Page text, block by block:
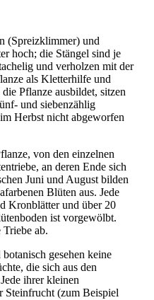
(Spreizklimmer) und
hoch; die Stängel sind je
und verholzen mit der
als Kletterhilfe und
Pflanze ausbildet, sitzen
und siebenzählig
Herbst nicht abgeworfen
von den einzelnen
an deren Ende sich
Juni und August bilden
Blüten aus. Jede
Kronblätter und über 20
ist vorgewölbt.
ab.
gesehen keine
die sich aus den
ihrer kleinen
Steinfrucht (zum Beispiel